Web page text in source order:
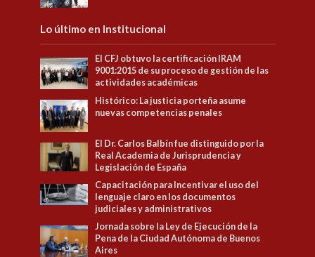
Lo último en Institucional
El CFJ obtuvo la certificación IRAM
9001:2015 de su proceso de gestión de las
actividades académicas
Histórico: La justicia porteña asume
nuevas competencias penales
El Dr. Carlos Balbín fue distinguido por la
Real Academia de Jurisprudencia y
Legislación de España
Capacitación para Incentivar el uso del
lenguaje claro en los documentos
judiciales y administrativos
Jornada sobre la Ley de Ejecución de la
Pena de la Ciudad Autónoma de Buenos
Aires